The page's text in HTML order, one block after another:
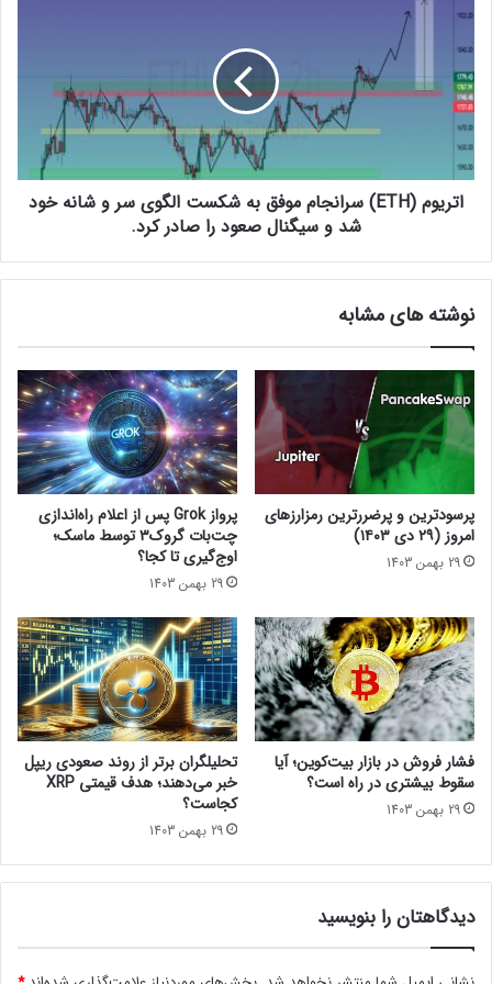
ل
ز
ی
M
u
l
e
s
ش
خ
ص
د
ت
ر
و
م
(
E
T
ن
ج
م
و
ف
ب
ه
ش
ک
ت
ا
ل
گ
و
ی
س
ر
و
ن
خ
اتریوم (ETH) سرانجام موفق به شکست الگوی سر و شانه خود
شد و سیگنال صعود را صادر کرد.
نوشته های مشابه
پرسودترین و پرضررترین رمزارزهای
امروز (۲۹ دی ۱۴۰۳)
29 بهمن 1403
پرواز Grok پس از اعلام راه‌اندازی
چت‌بات گروک۳ توسط ماسک؛
اوج‌گیری تا کجا؟
29 بهمن 1403
فشار فروش در بازار بیت‌کوین؛ آیا
سقوط بیشتری در راه است؟
29 بهمن 1403
تحلیلگران برتر از روند صعودی ریپل
خبر می‌دهند؛ هدف قیمتی XRP
کجاست؟
29 بهمن 1403
دیدگاهتان را بنویسید